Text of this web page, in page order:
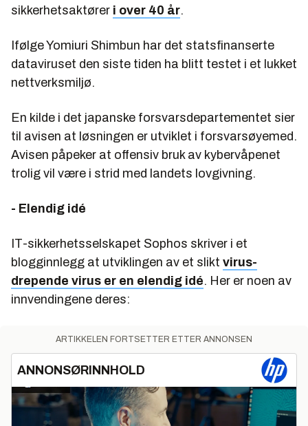
sikkerhetsaktører i over 40 år.
Ifølge Yomiuri Shimbun har det statsfinanserte
dataviruset den siste tiden ha blitt testet i et lukket
nettverksmiljø.
En kilde i det japanske forsvarsdepartementet sier
til avisen at løsningen er utviklet i forsvarsøyemed.
Avisen påpeker at offensiv bruk av kybervåpenet
trolig vil være i strid med landets lovgivning.
- Elendig idé
IT-sikkerhetsselskapet Sophos skriver i et
blogginnlegg at utviklingen av et slikt virus-
drepende virus er en elendig idé. Her er noen av
innvendingene deres:
ARTIKKELEN FORTSETTER ETTER ANNONSEN
ANNONSØRINNHOLD